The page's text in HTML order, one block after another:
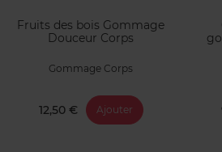
Fruits des bois Gommage
Douceur Corps
Gommage Corps
12,50 € Ajouter